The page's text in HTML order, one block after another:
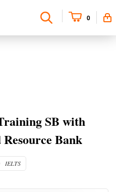
0
SB with
Bank
IELTS